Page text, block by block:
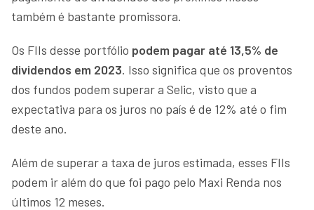
também é bastante promissora.
Os FIIs desse portfólio podem pagar até 13,5% de
dividendos em 2023. Isso significa que os proventos
dos fundos podem superar a Selic, visto que a
expectativa para os juros no país é de 12% até o fim
deste ano.
Além de superar a taxa de juros estimada, esses FIIs
podem ir além do que foi pago pelo Maxi Renda nos
últimos 12 meses.